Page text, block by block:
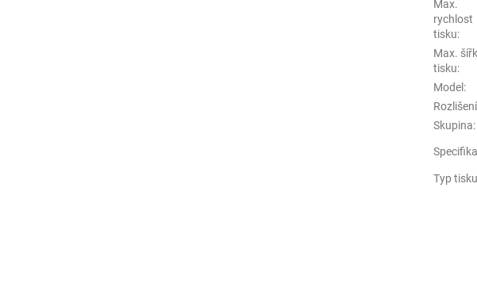
Max.
rychlost
tisku:
Max.
tisku:
Model :
Rozlišení
Skupina:
Typ tisku